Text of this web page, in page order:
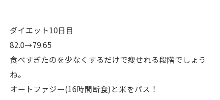
ダイエット10日目
82.0→79.65
食べすぎたのを少なくするだけで痩せれる段階でしょう
ね。
オートファジー(16時間断食)と米をパス！